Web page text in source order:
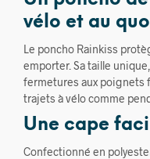
vélo et au
Le poncho Rainkiss
emporter. Sa taille
fermetures aux poignets
trajets à vélo comme
Une cape
Confectionné en